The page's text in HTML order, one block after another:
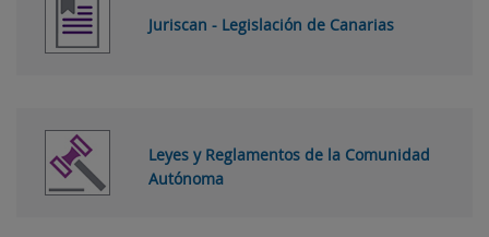
Juriscan - Legislación de Canarias
Leyes y Reglamentos de la Comunidad
Autónoma